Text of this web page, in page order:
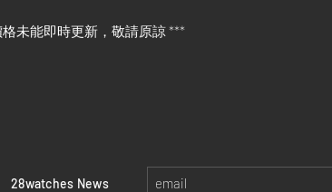
未能即時更新，敬請原諒 ***
​28watches News